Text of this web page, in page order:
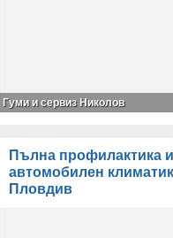
Гуми и сервиз Николов
Пълна профилактика
автомобилен
Пловдив